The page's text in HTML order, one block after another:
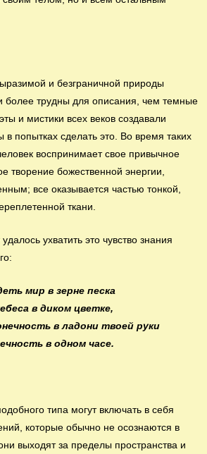
и безграничной природы
более трудны для описания, чем темные
и мистики всех веков создавали
попытках сделать это. Во время таких
воспринимает свое привычное
творение божественной энергии,
все оказывается частью тонкой,
ткани.
ухватить это чувство знания
мир в зерне песка
в диком цветке,
в ладони твоей руки
в одном часе.
типа могут включать в себя
которые обычно не осознаются в
выходят за пределы пространства и